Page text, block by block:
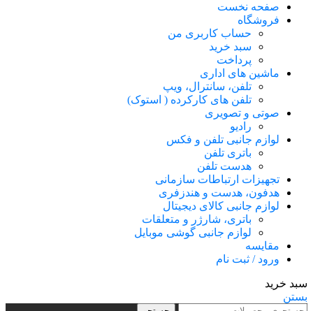
صفحه نخست
فروشگاه
حساب کاربری من
سبد خرید
پرداخت
ماشین های اداری
تلفن، سانترال، ویپ
تلفن های کارکرده ( استوک)
صوتی و تصویری
رادیو
لوازم جانبی تلفن و فکس
باتری تلفن
هدست تلفن
تجهیزات ارتباطات سازمانی
هدفون، هدست و هندزفری
لوازم جانبی کالای دیجیتال
باتری، شارژر و متعلقات
لوازم جانبی گوشی موبایل
مقایسه
ورود / ثبت نام
سبد خرید
بستن